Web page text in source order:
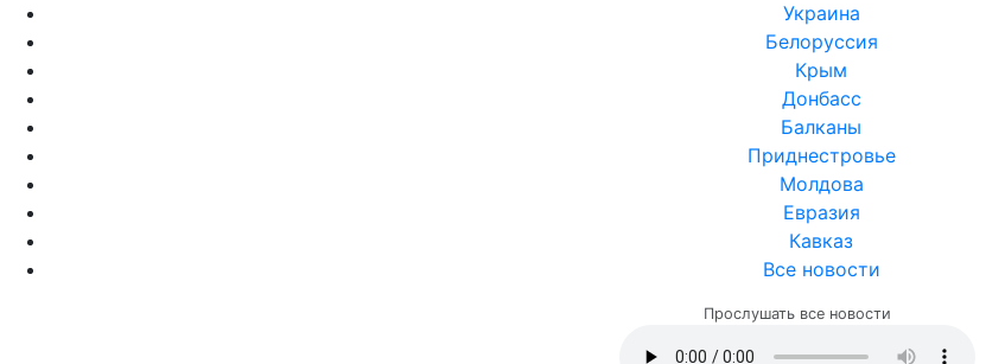
Украина
Белоруссия
Крым
Донбасс
Балканы
Приднестровье
Молдова
Евразия
Кавказ
Все новости
Прослушать все новости